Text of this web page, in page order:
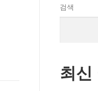
검색
최신